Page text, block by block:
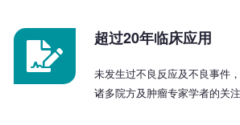
超过20年临床应用
未发生过不良反应及不良事件
诸多院方及肿瘤专家学者的关